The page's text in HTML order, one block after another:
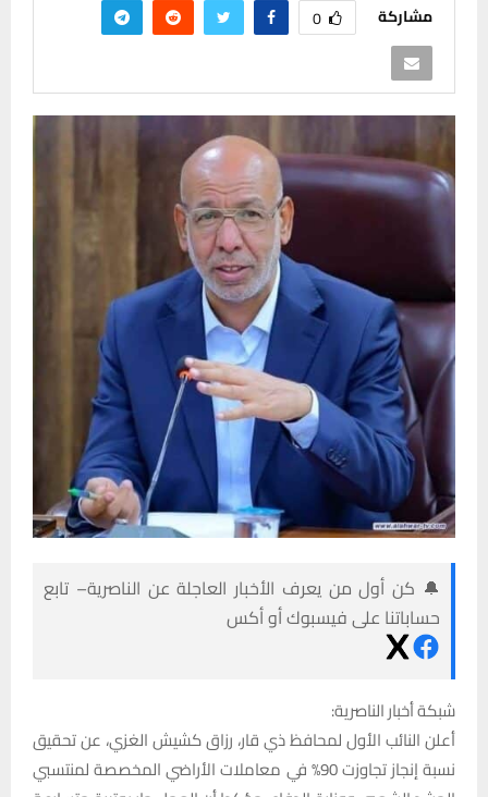
مشاركة 0
🔔 كن أول من يعرف الأخبار العاجلة عن الناصرية– تابع
حساباتنا على فيسبوك أو أكس
شبكة أخبار الناصرية:
أعلن النائب الأول لمحافظ ذي قار، رزاق كشيش الغزي، عن تحقيق
نسبة إنجاز تجاوزت 90% في معاملات الأراضي المخصصة لمنتسبي